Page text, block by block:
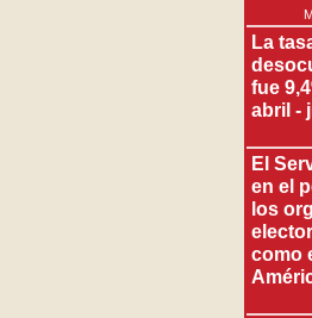
La
fue
abril -
El
en el
los
como